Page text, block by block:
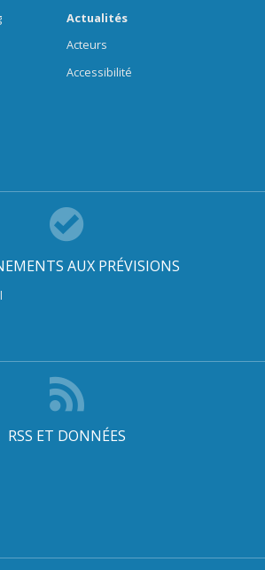
Actualités
Acteurs
Accessibilité
AUX PRÉVISIONS
RSS ET DONNÉES